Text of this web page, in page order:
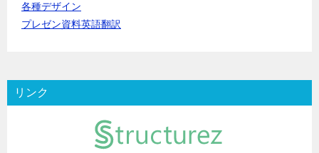
各種デザイン
プレゼン資料英語翻訳
リンク